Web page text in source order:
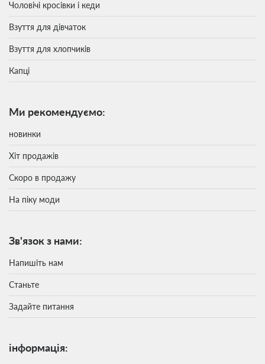
Чоловічі кросівки і кеди
Взуття для дівчаток
Взуття для хлопчиків
Капці
Ми рекомендуємо:
новинки
Хіт продажів
Скоро в продажу
На піку моди
Зв'язок з нами:
Напишіть нам
Станьте
Задайте питання
інформація: